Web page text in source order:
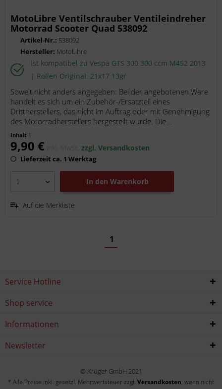
MotoLibre Ventilschrauber Ventileindreher
Motorrad Scooter Quad 538092
Artikel-Nr.: 538092
Hersteller: MotoLibre
Ist kompatibel zu Vespa GTS 300 300 ccm M452 2013
| Rollen Original: 21x17 13gr
Soweit nicht anders angegeben: Bei der angebotenen Ware
handelt es sich um ein Zubehör-/Ersatzteil eines
Drittherstellers, das nicht im Auftrag oder mit Genehmigung
des Motorradherstellers hergestellt wurde. Die...
Inhalt 1
9,90 € inkl. MwSt.zzgl. Versandkosten
Lieferzeit ca. 1 Werktag
In den Warenkorb
Auf die Merkliste
1
Service Hotline
Shop service
Informationen
Newsletter
© Krüger GmbH 2021
* Alle Preise inkl. gesetzl. Mehrwertsteuer zzgl. Versandkosten, wenn nicht